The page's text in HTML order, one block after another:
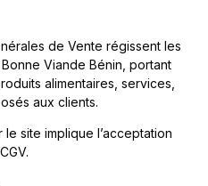
de Vente régissent les
Viande Bénin, portant
alimentaires, services,
aux clients.
site implique l’acceptation